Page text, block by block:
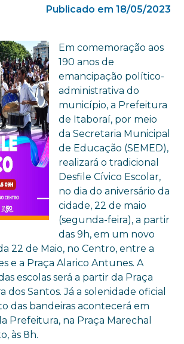
Publicado em 18/05/2023
Em comemoração aos
190 anos de
emancipação político-
administrativa do
município, a Prefeitura
de Itaboraí, por meio
da Secretaria Municipal
de Educação (SEMED),
realizará o tradicional
Desfile Cívico Escolar,
no dia do aniversário da
cidade, 22 de maio
(segunda-feira), a partir
das 9h, em um novo
22 de Maio, no Centro, entre a
e a Praça Alarico Antunes. A
escolas será a partir da Praça
dos Santos. Já a solenidade oficial
das bandeiras acontecerá em
Prefeitura, na Praça Marechal
às 8h.